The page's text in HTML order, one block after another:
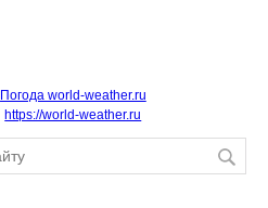
Погода world-weather.ru
https://world-weather.ru